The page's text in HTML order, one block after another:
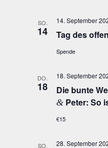
SO.
14 Tag des
14. September
Spende
DO.
18 Die bun­te
& Peter: So
18. September
€15
SO. 28. September